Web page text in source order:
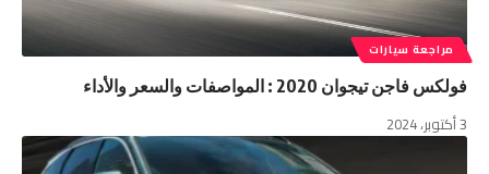
مراجعة سيارات
فولكس فاجن تيجوان 2020 : المواصفات والسعر والأداء
3 أكتوبر، 2024